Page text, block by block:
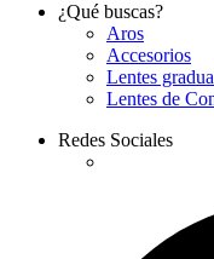
¿Qué buscas?
Aros
Accesorios
Lentes
Lentes de
Redes Sociales